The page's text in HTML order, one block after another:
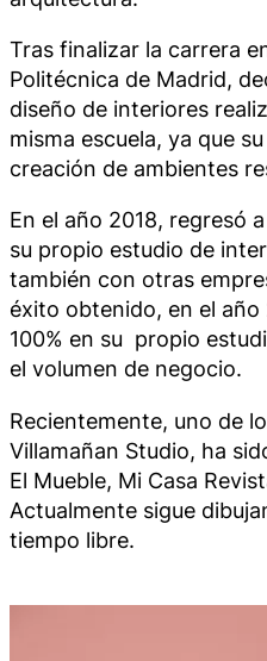
Tras finalizar la carrera
Politécnica de Madrid,
diseño de interiores
misma escuela, ya que
creación de ambientes
En el año 2018, regresó
su propio estudio de
también con otras
éxito obtenido, en el
100% en su propio
el volumen de negocio.
Recientemente, uno de
Villamañan Studio, ha
El Mueble, Mi Casa
Actualmente sigue
tiempo libre.